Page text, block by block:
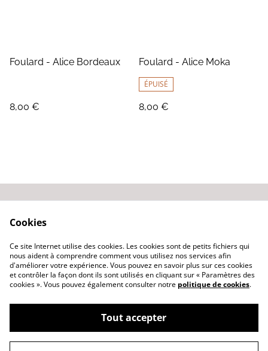
Foulard - Alice Bordeaux
8,00 €
Foulard - Alice Moka
ÉPUISÉ
8,00 €
Politique de
confidentialité
©2026S comme Sophie
Cookies
Ce site Internet utilise des cookies. Les cookies sont de petits fichiers qui
nous aident à comprendre comment vous utilisez nos services afin
d'améliorer votre expérience. Vous pouvez en savoir plus sur ces cookies
et contrôler la façon dont ils sont utilisés en cliquant sur « Paramètres des
cookies ». Vous pouvez également consulter notre politique de cookies.
Tout accepter